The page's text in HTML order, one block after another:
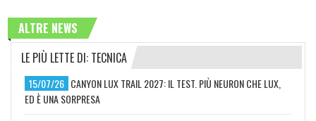
ALTRE NEWS
LE PIÙ LETTE DI: TECNICA
15/07/26 CANYON LUX TRAIL 2027: IL TEST. PIÙ NEURON CHE LUX,
ED È UNA SORPRESA